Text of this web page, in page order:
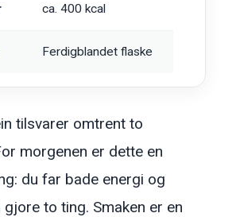
ca. 400 kcal
Ferdigblandet flaske
tilsvarer omtrent to
morgenen er dette en
du far bade energi og
to ting. Smaken er en